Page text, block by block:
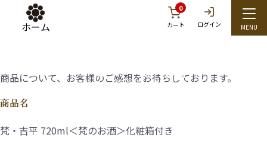
ホーム
0
カート ログイン
レビューを投稿
商品について、お客様のご感想をお待ちしております。
商品名
梵・吉平 720ml＜梵のお酒＞化粧箱付き